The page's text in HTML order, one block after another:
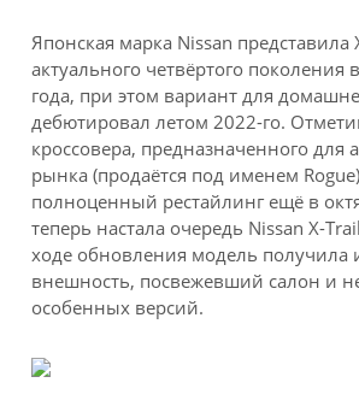
Японская марка Nissan представила
актуального четвёртого поколения
года, при этом вариант для
дебютировал летом 2022-го.
кроссовера, предназначенного для
рынка (продаётся под именем
полноценный рестайлинг ещё в
теперь настала очередь Nissan X-
ходе обновления модель получила
внешность, посвежевший салон и
особенных версий.